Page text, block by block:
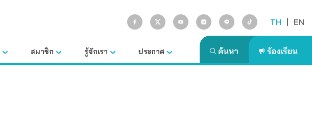
TH | EN
สมาชิก รู้จักเรา ประกาศ